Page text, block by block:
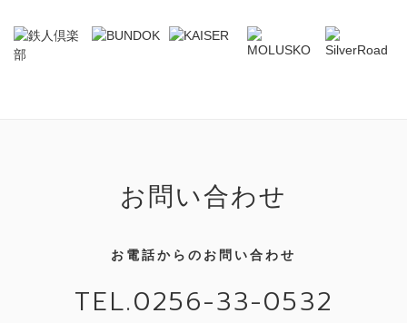
お問い合わせ
お電話からのお問い合わせ
TEL.0256-33-0532